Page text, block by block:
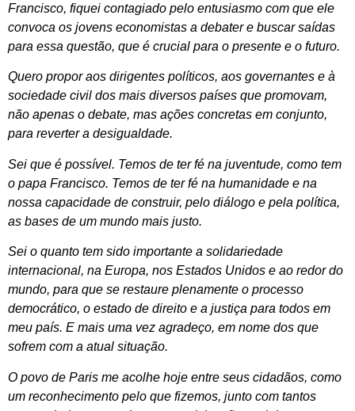
Francisco, fiquei contagiado pelo entusiasmo com que ele
convoca os jovens economistas a debater e buscar saídas
para essa questão, que é crucial para o presente e o futuro.
Quero propor aos dirigentes políticos, aos governantes e à
sociedade civil dos mais diversos países que promovam,
não apenas o debate, mas ações concretas em conjunto,
para reverter a desigualdade.
Sei que é possível. Temos de ter fé na juventude, como tem
o papa Francisco. Temos de ter fé na humanidade e na
nossa capacidade de construir, pelo diálogo e pela política,
as bases de um mundo mais justo.
Sei o quanto tem sido importante a solidariedade
internacional, na Europa, nos Estados Unidos e ao redor do
mundo, para que se restaure plenamente o processo
democrático, o estado de direito e a justiça para todos em
meu país. E mais uma vez agradeço, em nome dos que
sofrem com a atual situação.
O povo de Paris me acolhe hoje entre seus cidadãos, como
um reconhecimento pelo que fizemos, junto com tantos